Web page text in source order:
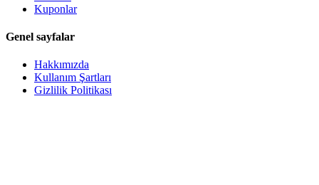
Kuponlar
Genel sayfalar
Hakkımızda
Kullanım Şartları
Gizlilik Politikası